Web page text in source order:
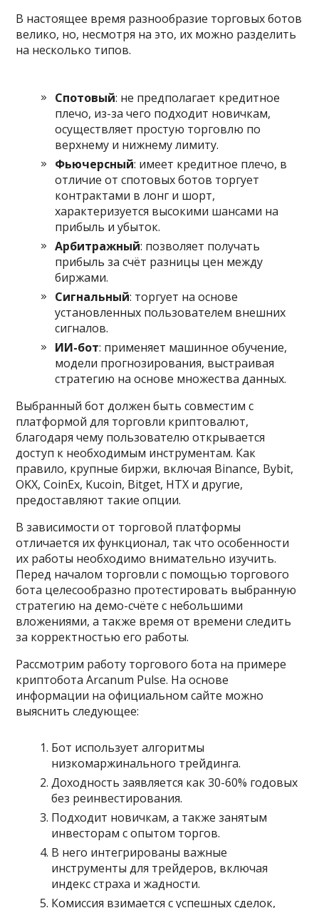
В настоящее время разнообразие торговых ботов
велико, но, несмотря на это, их можно разделить
на несколько типов.
Спотовый: не предполагает кредитное
плечо, из-за чего подходит новичкам,
осуществляет простую торговлю по
верхнему и нижнему лимиту.
Фьючерсный: имеет кредитное плечо, в
отличие от спотовых ботов торгует
контрактами в лонг и шорт,
характеризуется высокими шансами на
прибыль и убыток.
Арбитражный: позволяет получать
прибыль за счёт разницы цен между
биржами.
Сигнальный: торгует на основе
установленных пользователем внешних
сигналов.
ИИ-бот: применяет машинное обучение,
модели прогнозирования, выстраивая
стратегию на основе множества данных.
Выбранный бот должен быть совместим с
платформой для торговли криптовалют,
благодаря чему пользователю открывается
доступ к необходимым инструментам. Как
правило, крупные биржи, включая Binance, Bybit,
OKX, CoinEx, Kucoin, Bitget, HTX и другие,
предоставляют такие опции.
В зависимости от торговой платформы
отличается их функционал, так что особенности
их работы необходимо внимательно изучить.
Перед началом торговли с помощью торгового
бота целесообразно протестировать выбранную
стратегию на демо-счёте с небольшими
вложениями, а также время от времени следить
за корректностью его работы.
Рассмотрим работу торгового бота на примере
криптобота Arcanum Pulse. На основе
информации на официальном сайте можно
выяснить следующее:
Бот использует алгоритмы
низкомаржинального трейдинга.
Доходность заявляется как 30-60% годовых
без реинвестирования.
Подходит новичкам, а также занятым
инвесторам с опытом торгов.
В него интегрированы важные
инструменты для трейдеров, включая
индекс страха и жадности.
Комиссия взимается с успешных сделок,